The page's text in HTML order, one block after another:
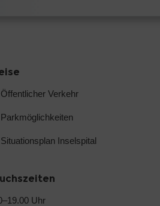
Öffentlicher Verkehr
Parkmöglichkeiten
Situationsplan Inselspital
Uhr